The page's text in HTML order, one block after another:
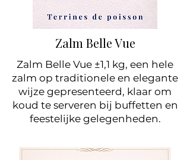
Zalm Belle Vue
Zalm Belle Vue ±1,1 kg, een hele
zalm op traditionele en elegante
wijze gepresenteerd, klaar om
koud te serveren bij buffetten en
feestelijke gelegenheden.